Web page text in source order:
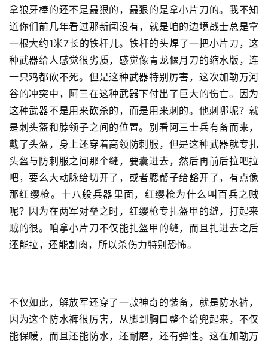
拿狼牙棒的还不是最狠的，最狠的是拿小片刀的。我不知
道你们前几年看过那新闻没有，就是咱的边境战士总是拿
一根大约1米7长的铁杆儿。铁杆的头焊了一把小片刀，这
种武器给人感觉很劣质，感觉像青龙偃月刀的缩水版，连
一只鸡都砍不死。但是这种武器特别厉害，这次加勒万河
谷的冲突中，阿三在这种武器下付出了巨大的伤亡。因为
这种武器不是用来砍杀的，而是用来刺的。他刺哪呢？就
是刺头盔和脖领子之间的位置。别看阿三士兵有备而来，
戴了头盔，身上还穿着高领防刺服，但是这种武器就专扎
头盔与防刺服之间那个缝，要囊进去，然后再前后拉吧拉
吧，要么大动脉给切开了，或者腮帮子给豁开了，有点像
那红缨枪。十八般兵器里面，红缨枪为什么叫百兵之贼
呢？因为在两军对垒之时，红缨枪专扎盔甲的缝，打起来
贼的很。咱拿小片刀不仅能扎盔甲的缝，而且扎进去之后
还能拉，还能割肉，所以杀伤力特别恐怖。
不仅如此，解放军还穿了一款神奇的装备，就是防水裤，
因为这个防水裤很厉害，从脚到胸口整个给兜起来，不仅
能保暖，而且还能防水，还耐磨，还有弹性。这在加勒万